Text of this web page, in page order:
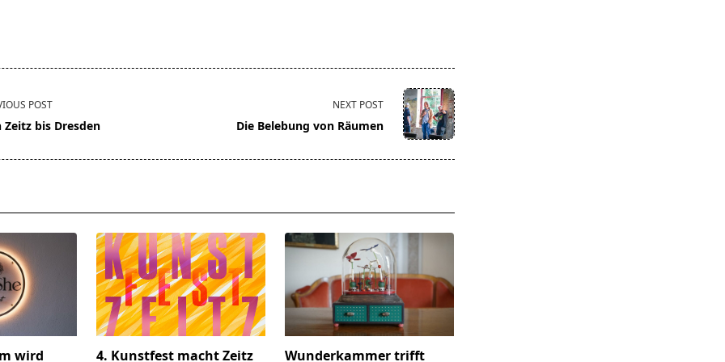
POST
Zeitz bis Dresden
NEXT POST
Die Belebung von Räumen
wird 4. Kunstfest macht Zeitz Wunderkammer trifft